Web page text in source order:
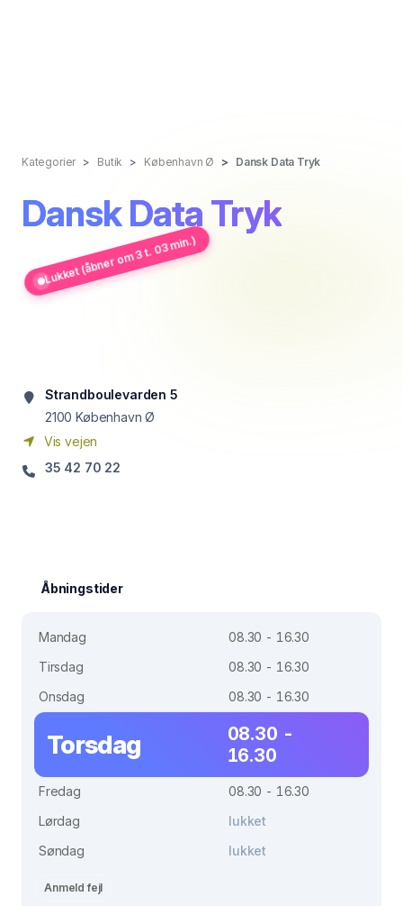
Kategorier Butik København Ø Dansk Data Tryk
Dansk Data Tryk
Lukket (åbner om 3 t. 03 min.)
Strandboulevarden 5
2100 København Ø
Vis vejen
35 42 70 22
Åbningstider
Mandag
08.30 - 16.30
Tirsdag
08.30 - 16.30
Onsdag
08.30 - 16.30
Torsdag
08.30 -
16.30
Fredag
08.30 - 16.30
Lørdag
lukket
Søndag
lukket
Anmeld fejl